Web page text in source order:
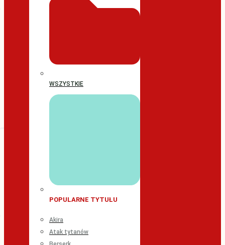
WSZYSTKIE
POPULARNE TYTUŁU
Akira
Atak tytanów